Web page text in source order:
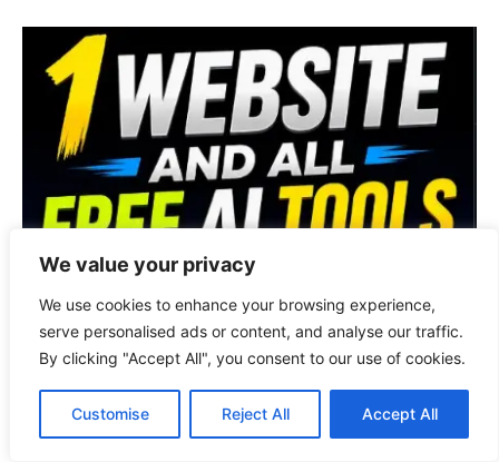
We value your privacy
We use cookies to enhance your browsing experience,
serve personalised ads or content, and analyse our traffic.
By clicking "Accept All", you consent to our use of cookies.
Customise Reject All Accept All